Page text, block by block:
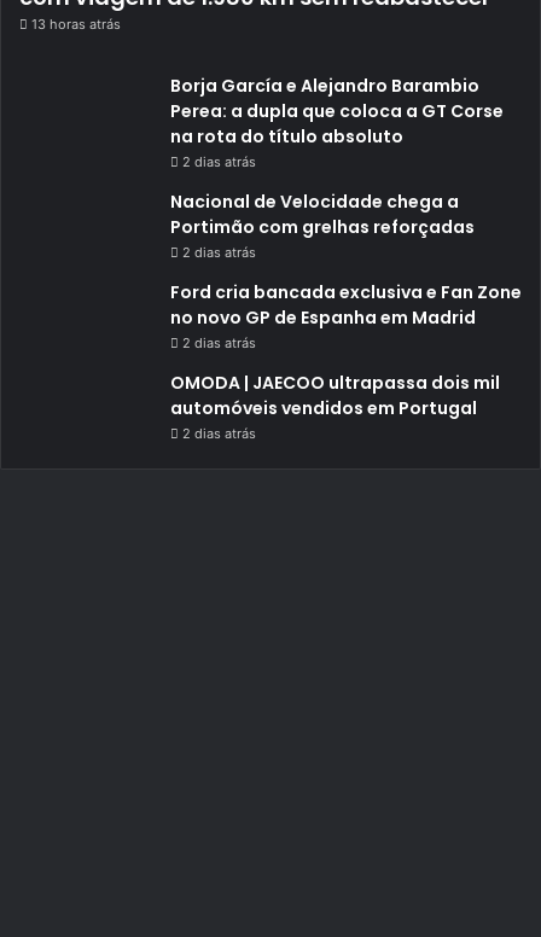
13 horas atrás
Borja García e Alejandro Barambio
Perea: a dupla que coloca a GT Corse
na rota do título absoluto
2 dias atrás
Nacional de Velocidade chega a
Portimão com grelhas reforçadas
2 dias atrás
Ford cria bancada exclusiva e Fan Zone
no novo GP de Espanha em Madrid
2 dias atrás
OMODA | JAECOO ultrapassa dois mil
automóveis vendidos em Portugal
2 dias atrás